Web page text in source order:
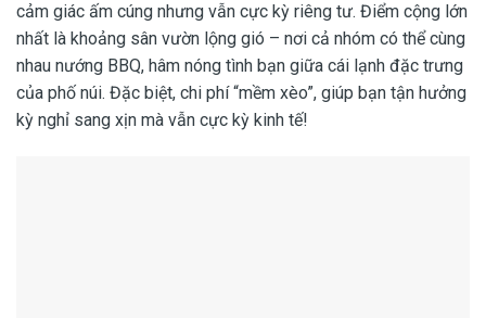
cảm giác ấm cúng nhưng vẫn cực kỳ riêng tư. Điểm cộng lớn
nhất là khoảng sân vườn lộng gió – nơi cả nhóm có thể cùng
nhau nướng BBQ, hâm nóng tình bạn giữa cái lạnh đặc trưng
của phố núi. Đặc biệt, chi phí “mềm xèo”, giúp bạn tận hưởng
kỳ nghỉ sang xịn mà vẫn cực kỳ kinh tế!